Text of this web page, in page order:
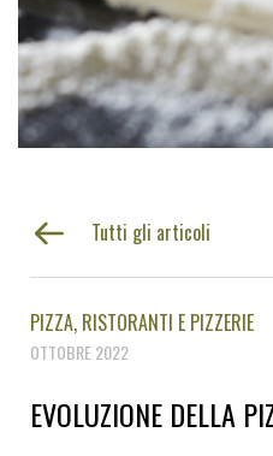
Tutti gli articoli
PIZZA RISTORANTI E PIZZERIE
OTTOBRE 2022
EVOLUZIONE DELLA